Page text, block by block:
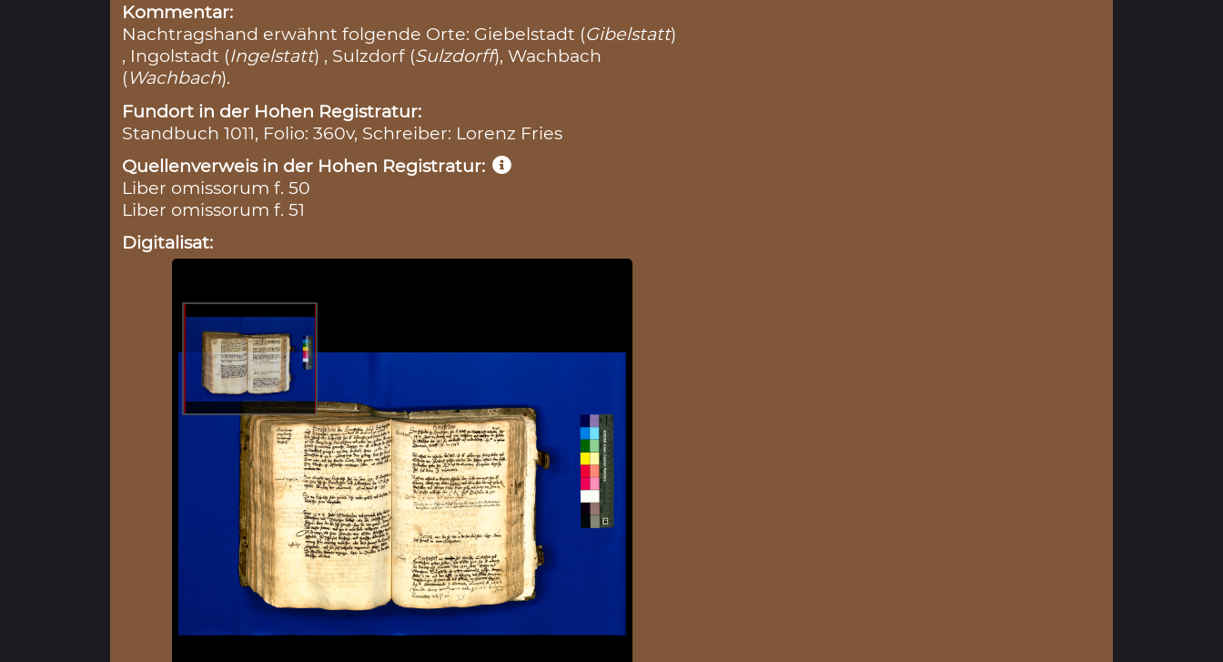
Kommentar:
Nachtragshand erwähnt folgende Orte: Giebelstadt (Gibelstatt)
, Ingolstadt (Ingelstatt) , Sulzdorf (Sulzdorff), Wachbach
(Wachbach).
Fundort in der Hohen Registratur:
Standbuch 1011, Folio: 360v, Schreiber: Lorenz Fries
Quellenverweis in der Hohen Registratur:
Liber omissorum f. 50
Liber omissorum f. 51
Digitalisat: